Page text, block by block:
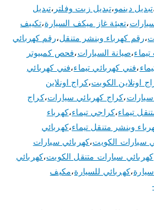
تبديل دينمو،تبديل زيت وفلتر ،تبديل
،تعبئة غاز ميكف السيارة،تكييف
،رقم كهرباء وبنشر متنقل،رقم كهربائي
،صيانة السيارات،فحص كمبيوتر
،فني كهربائي تيماء،فني كهربائي
اونلاين الكويت،كراج اونلاين
،كراج كهربائي سيارات،كراج
تيماء،كراجي تيماء،كهرباء
وبنشر متنقل تيماء،كهربائي
سيارات الكويت،كهربائي سيارات
كهربائي سيارات متنقل الكويت،كهربائي
،كهربائي للسيارة،مكيف